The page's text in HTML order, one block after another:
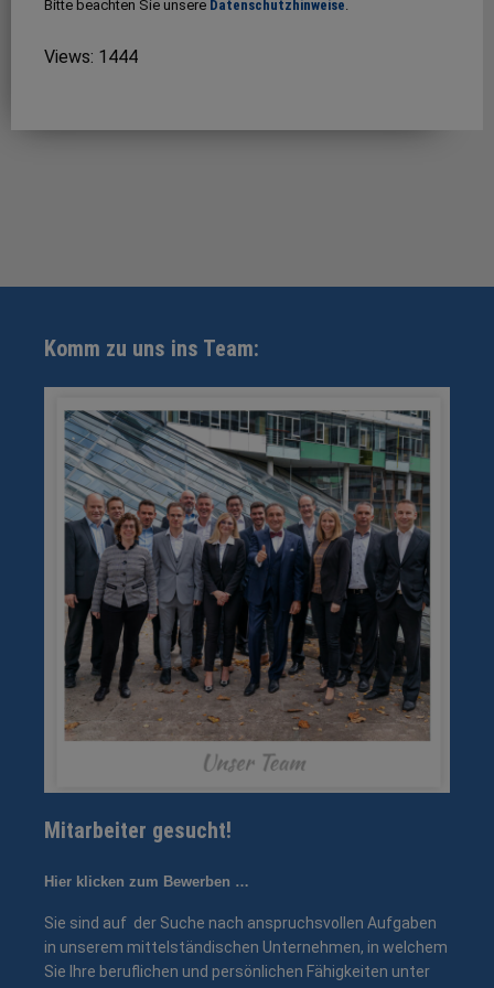
Bitte beachten Sie unsere Datenschutzhinweise
Views: 1444
Komm zu uns ins Team:
Mitarbeiter gesucht!
Hier klicken zum Bewerben …
Sie sind auf der Suche nach anspruchsvollen Aufgaben
in unserem mittelständischen Unternehmen, in welchem
Sie Ihre beruflichen und persönlichen Fähigkeiten unter